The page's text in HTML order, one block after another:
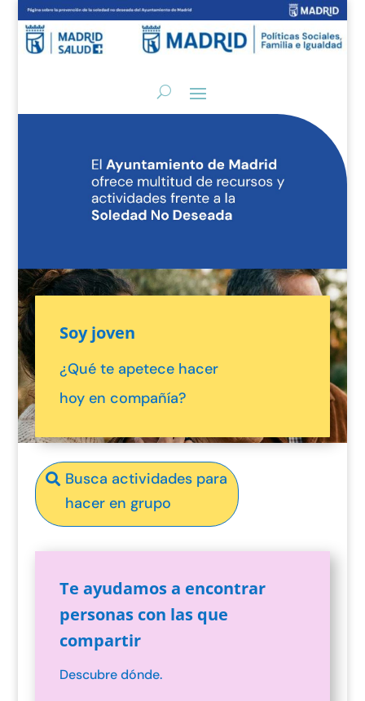
Soy joven
¿Qué te apetece hacer
hoy en compañía?
Busca actividades para
hacer en grupo
Te ayudamos a encontrar
personas con las que
compartir
Descubre dónde.